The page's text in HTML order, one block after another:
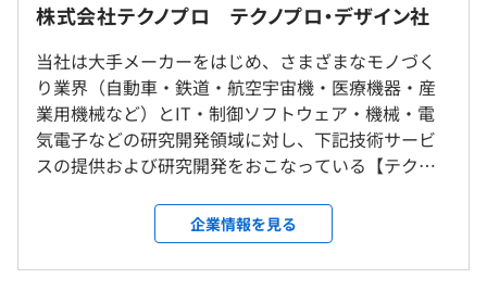
・自己実現制度
エンジニアのスキルや能力の強化・獲得を支援するだけで
なく、主体的な学習も大切にしています。
3カ月に一回専任スタッフ（バリュー・エンジニアリン
グ・マネジャー）と面談を踏まえ、
最適な配置や業務をおこなう分野および工程の再検討だけ
でなく、社内公募などの具体的な支援をしています。
＜北海道・東北＞札幌/宮城/山形
＜関東＞東京/神奈川/千葉/埼玉
＜北関東＞群馬/栃木/茨城
＜東海・北陸＞愛知/静岡/長野/新潟/石川/富山
＜関西・中四国＞大阪/京都/兵庫/滋賀/三重/広島
＜九州＞福岡/長崎/熊本/大分/宮崎/鹿児島
会社の定める場所（リモートワークの場所を含む）
※配属先によって異なる場合がございます。
休憩時間：休憩時間：休憩12:00〜13:00（60分）※プロ
ジェクトにより異なります
平均残業時間：想定平均残業時間:20時間 ※配属先によ
って異なる場合がございます。
株式会社テクノプロ テクノプロ・デザイン社
当社は大手メーカーをはじめ、さまざまなモノづく
り業界（自動車・鉄道・航空宇宙機・医療機器・産
業用機械など）とIT・制御ソフトウェア・機械・電
気電子などの研究開発領域に対し、下記技術サービ
スの提供および研究開発をおこなっている【テクノ
ティング ・人工知能（AI）、機械学習などの領域に
おけるデータ分析サービス ・技術サービスソリュー
ション（派遣・構内請負・受託開発（自社開発セン
企業情報を見る